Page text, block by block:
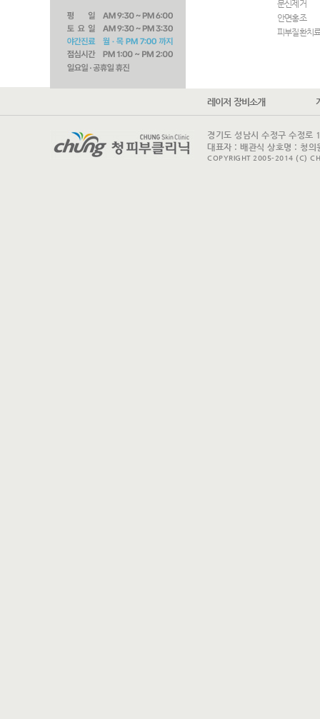
문신제거
안면홍조
피부질환치
레이저 장비소개
경기도 성남시 수정구 수정
대표자 : 배관식 상호명 : 청
COPYRIGHT 2005-2014 (C)